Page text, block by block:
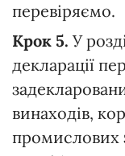
перевіряємо.
Крок 5. У
декларації
винаходів,
промислових